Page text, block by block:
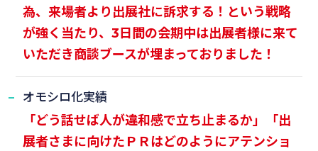
為、来場者より出展社に訴求する！という戦略
が強く当たり、3日間の会期中は出展者様に来て
いただき商談ブースが埋まっておりました！
オモシロ化実績
「どう話せば人が違和感で立ち止まるか」「出
展者さまに向けたＰＲはどのようにアテンショ